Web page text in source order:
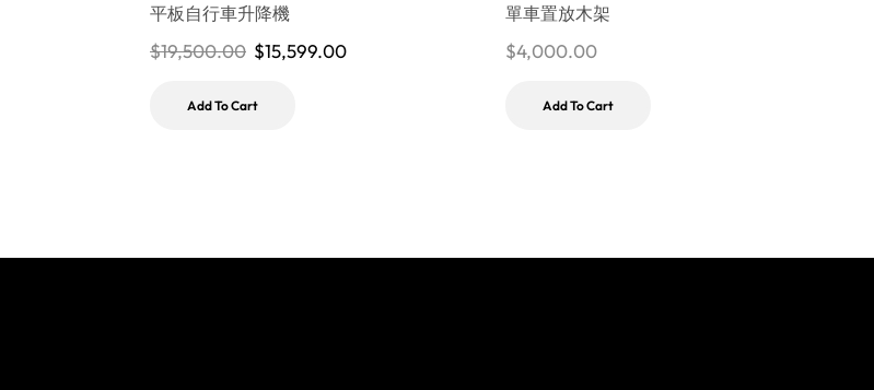
平板自行車升降機
$19,500.00 $15,599.00
Add To Cart
單車置放木架
$4,000.00
Add To Cart